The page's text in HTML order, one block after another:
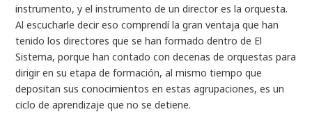
instrumento, y el instrumento de un director es la orquesta.
Al escucharle decir eso comprendí la gran ventaja que han
tenido los directores que se han formado dentro de El
Sistema, porque han contado con decenas de orquestas para
dirigir en su etapa de formación, al mismo tiempo que
depositan sus conocimientos en estas agrupaciones, es un
ciclo de aprendizaje que no se detiene.